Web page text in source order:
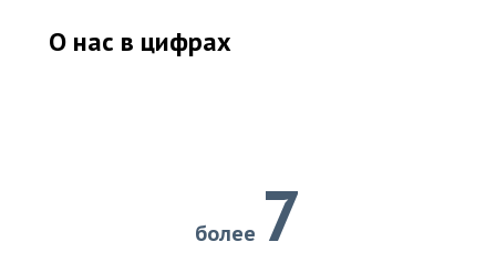
О нас в цифрах
более 7